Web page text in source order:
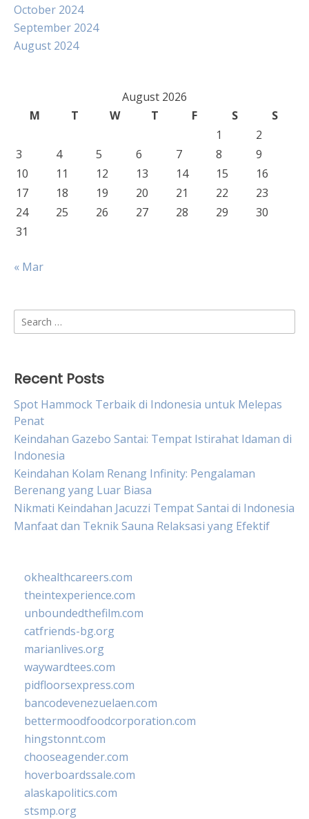
October 2024
September 2024
August 2024
August 2026
M
T W T F S
S
1
2
3
4 5 6 7 8
9
10
11 12 13 14 15
16
17
18 19 20 21 22
23
24
25 26 27 28 29
30
31
« Mar
Search
for:
Recent Posts
Spot Hammock Terbaik di Indonesia untuk Melepas
Penat
Keindahan Gazebo Santai: Tempat Istirahat Idaman di
Indonesia
Keindahan Kolam Renang Infinity: Pengalaman
Berenang yang Luar Biasa
Nikmati Keindahan Jacuzzi Tempat Santai di Indonesia
Manfaat dan Teknik Sauna Relaksasi yang Efektif
okhealthcareers.com
theintexperience.com
unboundedthefilm.com
catfriends-bg.org
marianlives.org
waywardtees.com
pidfloorsexpress.com
bancodevenezuelaen.com
bettermoodfoodcorporation.com
hingstonnt.com
chooseagender.com
hoverboardssale.com
alaskapolitics.com
stsmp.org